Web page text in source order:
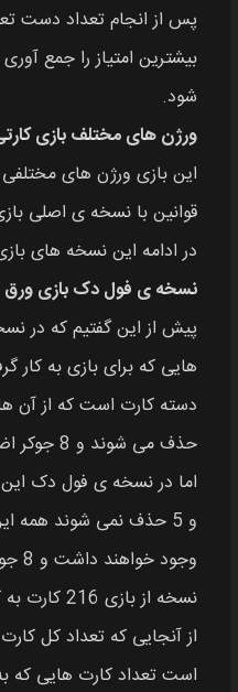
پس از انجام تعداد دست
بیشترین امتیاز را جمع‌
شود.
ورژن‌ های مختلف بازی
این بازی ورژن‌ های
قوانین با نسخه‌ ی اصلی
در ادامه این نسخه‌ های
نسخه‌ ی فول دک بازی ورق
پیش از این گفتیم که در
حذف می شوند و 8 جوکر اضافه می شوند.
و 5 حذف نمی شوند همه
نسخه از بازی 216 کارت به کار گرفته می شود.
از آنجایی که تعداد کل
است تعداد کارت هایی که